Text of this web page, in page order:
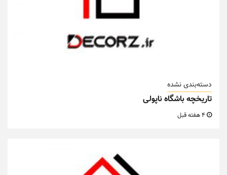
دسته‌بندی نشده
تاریخچه باشگاه ناپولی